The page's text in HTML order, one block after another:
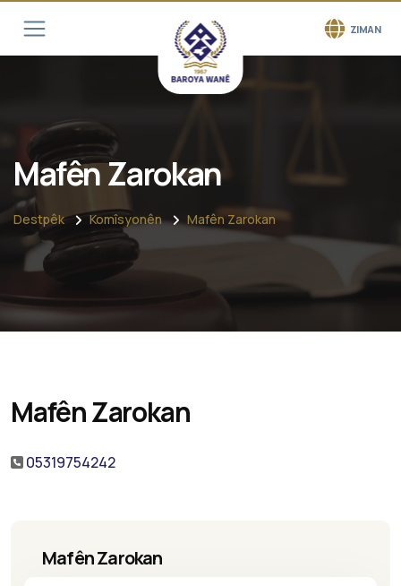
ZIMAN
Mafên Zarokan
Destpêk Komîsyonên Mafên Zarokan
Mafên Zarokan
05319754242
Mafên Zarokan